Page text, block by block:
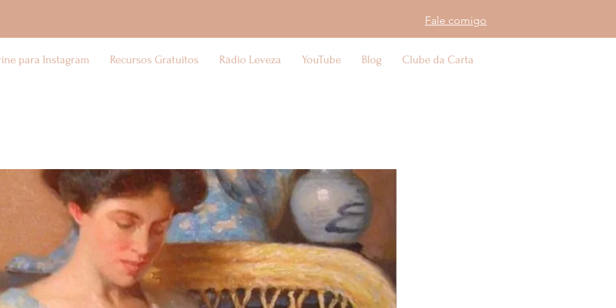
Fale comigo
para Instagram Recursos Gratuitos Rádio Leveza YouTube Blog Clube da Carta